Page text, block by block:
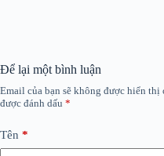
Để lại một bình luận
Email của bạn sẽ không được hiển thị
được đánh dấu *
Tên *